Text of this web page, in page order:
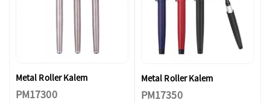
Metal Roller Kalem
PM17300
Metal Roller Kalem
PM17350